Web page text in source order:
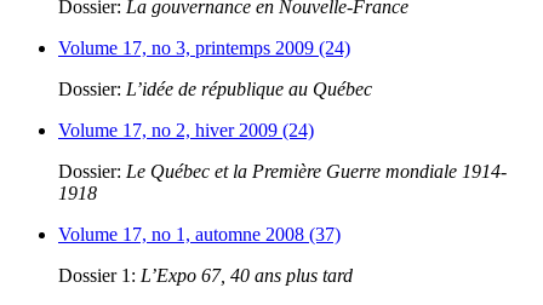
Dossier: La gouvernance en Nouvelle-France
Volume 17, no 3, printemps 2009 (24)
Dossier: L’idée de république au Québec
Volume 17, no 2, hiver 2009 (24)
Dossier: Le Québec et la Première Guerre mondiale 1914-
1918
Volume 17, no 1, automne 2008 (37)
Dossier 1: L’Expo 67, 40 ans plus tard